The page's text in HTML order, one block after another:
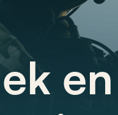
en